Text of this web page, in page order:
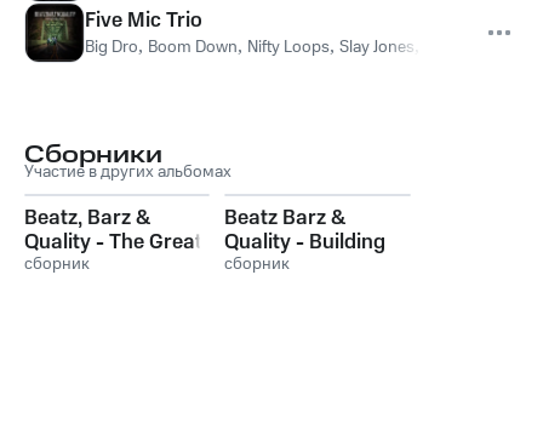
Five Mic Trio
Big Dro, Boom Down, Nifty Loops, Slay Jones
Сборники
Участие в других альбомах
Beatz, Barz &
Quality - The Great
Reset
сборник
Beatz Barz &
Quality - Building
Bridges, Vol. 3
сборник